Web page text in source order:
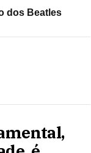
dos Beatles